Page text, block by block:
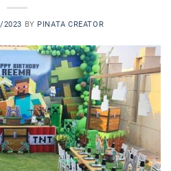
2023 BY PINATA CREATOR